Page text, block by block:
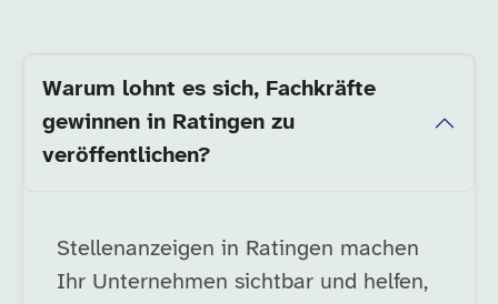
Warum lohnt es sich, Fachkräfte
gewinnen in Ratingen zu
veröffentlichen?
Stellenanzeigen in Ratingen machen
Ihr Unternehmen sichtbar und helfen,